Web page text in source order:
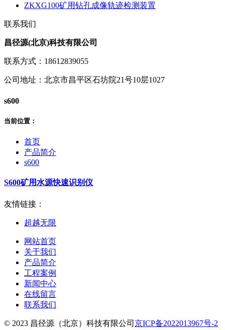
ZKXG100矿用钻孔成像轨迹检测装置
联系我们
昌径源(北京)科技有限公司
联系方式：18612839055
公司地址：北京市昌平区石坊院21号10层1027
s600
当前位置：
首页
产品简介
s600
S600矿用水源快速识别仪
友情链接：
超越无限
网站首页
关于我们
产品简介
工程案例
新闻中心
在线留言
联系我们
© 2023 昌径源（北京）科技有限公司 京ICP备2022013967号-2